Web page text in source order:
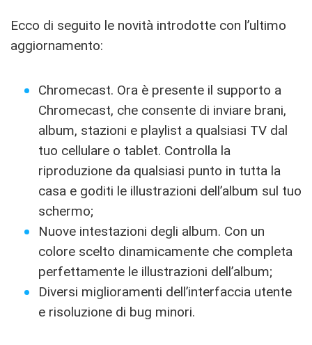
Ecco di seguito le novità introdotte con l’ultimo
aggiornamento:
Chromecast. Ora è presente il supporto a
Chromecast, che consente di inviare brani,
album, stazioni e playlist a qualsiasi TV dal
tuo cellulare o tablet. Controlla la
riproduzione da qualsiasi punto in tutta la
casa e goditi le illustrazioni dell’album sul tuo
schermo;
Nuove intestazioni degli album. Con un
colore scelto dinamicamente che completa
perfettamente le illustrazioni dell’album;
Diversi miglioramenti dell’interfaccia utente
e risoluzione di bug minori.